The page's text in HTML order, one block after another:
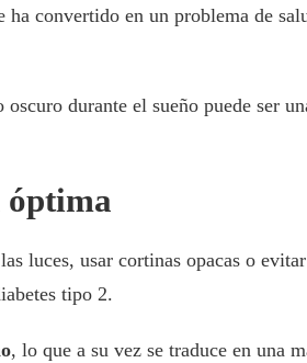
convertido en un problema de
oscuro durante el sueño puede ser
óptima
luces, usar cortinas opacas o
tipo 2.
, lo que a su vez se traduce en una